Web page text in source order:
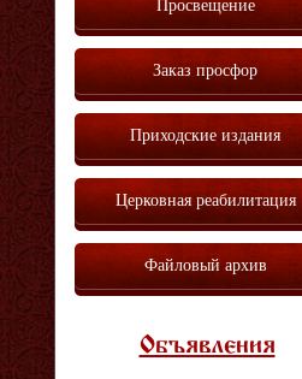
Заказ просфор
Приходские издания
Церковная реабилитация
Файловый архив
Объявления